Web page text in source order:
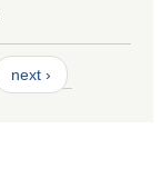
next ›